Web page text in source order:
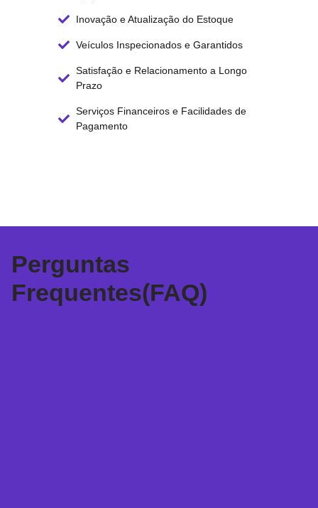
Inovação e Atualização do Estoque
Veículos Inspecionados e Garantidos
Satisfação e Relacionamento a Longo
Prazo
Serviços Financeiros e Facilidades de
Pagamento
Perguntas
Frequentes(FAQ)